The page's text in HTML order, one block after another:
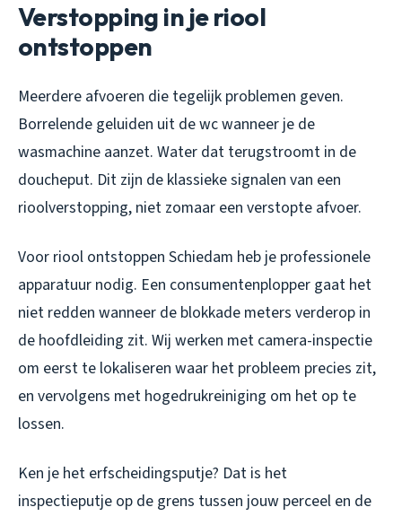
Verstopping in je riool
ontstoppen
Meerdere afvoeren die tegelijk problemen geven.
Borrelende geluiden uit de wc wanneer je de
wasmachine aanzet. Water dat terugstroomt in de
doucheput. Dit zijn de klassieke signalen van een
rioolverstopping, niet zomaar een verstopte afvoer.
Voor riool ontstoppen Schiedam heb je professionele
apparatuur nodig. Een consumentenplopper gaat het
niet redden wanneer de blokkade meters verderop in
de hoofdleiding zit. Wij werken met camera-inspectie
om eerst te lokaliseren waar het probleem precies zit,
en vervolgens met hogedrukreiniging om het op te
lossen.
Ken je het erfscheidingsputje? Dat is het
inspectieputje op de grens tussen jouw perceel en de